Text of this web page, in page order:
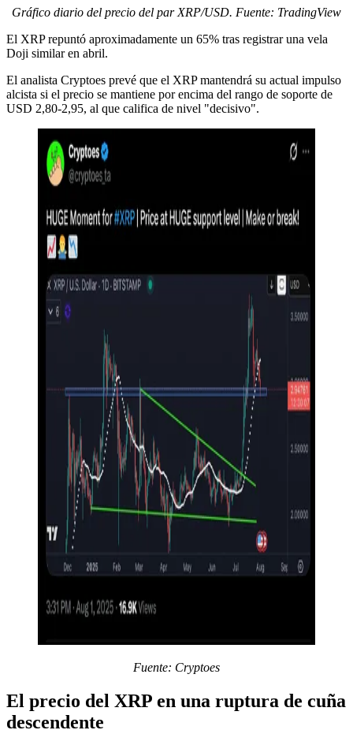
Gráfico diario del precio del par XRP/USD. Fuente: TradingView
El XRP repuntó aproximadamente un 65% tras registrar una vela
Doji similar en abril.
El analista Cryptoes prevé que el XRP mantendrá su actual impulso
alcista si el precio se mantiene por encima del rango de soporte de
USD 2,80-2,95, al que califica de nivel "decisivo".
Fuente: Cryptoes
El precio del XRP en una ruptura de cuña
descendente